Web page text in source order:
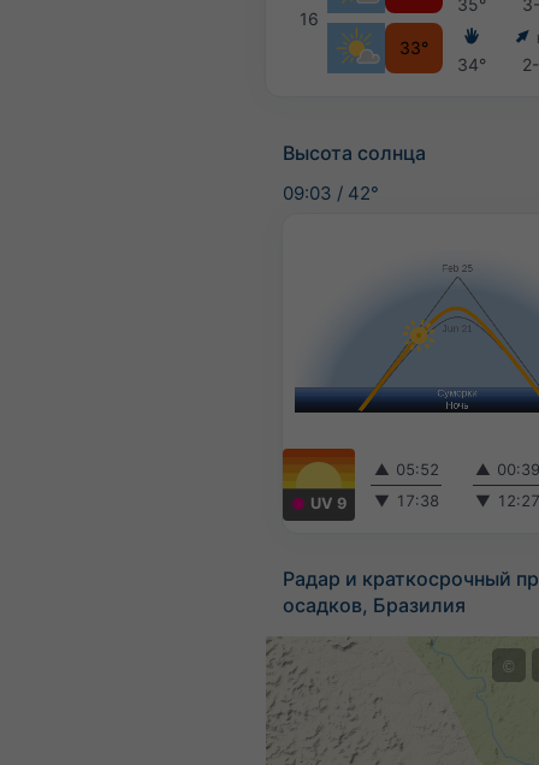
16
33°
35°
34°
Высота солнца
09:03 / 42°
UV 9
▲ 05:52
▼ 17:38
▲
▼
Радар и краткосрочный
осадков, Бразилия
©